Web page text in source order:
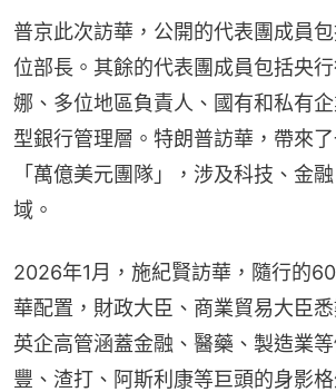
普京此次訪華，公開的代表團成員
位部長。其餘的代表團成員包括央
娜、多位地區負責人、國有和私有
型銀行管理層。特朗普訪華，帶來
「萬億美元團隊」，涉及科技、金
域。
2026年1月，施紀賢訪華，隨行的
華配置，財政大臣、商業貿易大臣
英企高管涵蓋金融、醫藥、製造業
豐、渣打、阿斯利康等巨頭的身影